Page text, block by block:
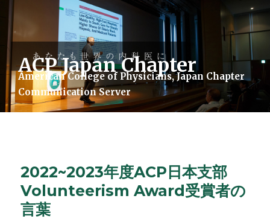
ACP Japan Chapter
American College of Physicians, Japan Chapter
Communication Server
2022~2023年度ACP日本支部
Volunteerism Award受賞者の
言葉